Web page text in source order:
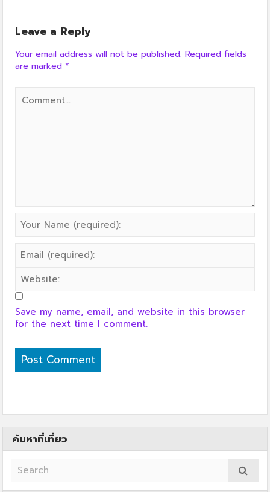
Leave a Reply
Your email address will not be published. Required fields
are marked *
Save my name, email, and website in this browser
for the next time I comment.
ค้นหาที่เที่ยว